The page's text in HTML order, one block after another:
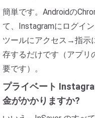
簡単です。Androidの
て、Instagramにログイ
ツールにアクセス→指示
存するだけです（アプリ
要です）。
プライベート
金がかかりますか?